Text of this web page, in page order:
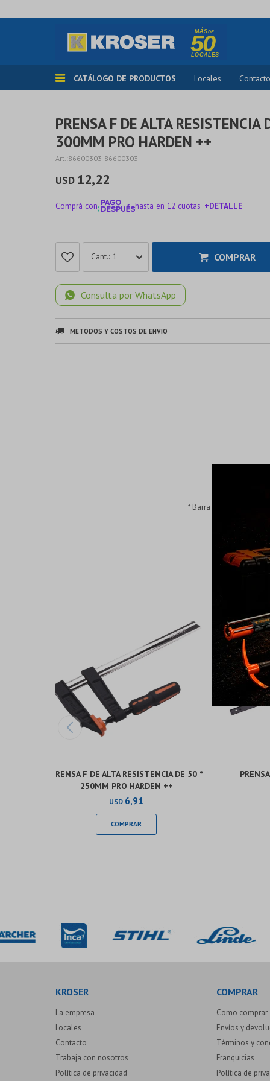
CATÁLOGO DE PRODUCTOS Locales Contacto
PRENSA F DE ALTA RESISTENCIA
300MM PRO HARDEN ++
86600303-86600303
USD 12,22
Comprá con hasta en 12 cuotas +DETALLE
1 COMPRAR
Consulta por WhatsApp
MÉTODOS Y COSTOS DE ENVÍO
* Barra niquelada*
PRENSA F DE ALTA RESISTENCIA DE 50 *
250MM PRO HARDEN ++
USD 6,91
KROSER
La empresa
Locales
Contacto
Trabaja con nosotros
Política de privacidad
COMPRAR
Como comprar
Envíos y
Términos y
Franquicias
Política de